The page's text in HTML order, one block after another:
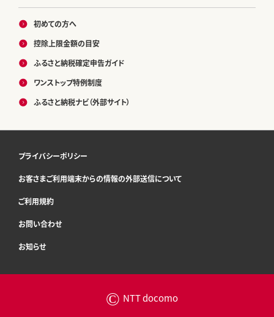
初めての方へ
控除上限金額の目安
ふるさと納税確定申告ガイド
ワンストップ特例制度
ふるさと納税ナビ（外部サイト）
プライバシーポリシー
お客さまご利用端末からの情報の外部送信について
ご利用規約
お問い合わせ
お知らせ
© NTT docomo